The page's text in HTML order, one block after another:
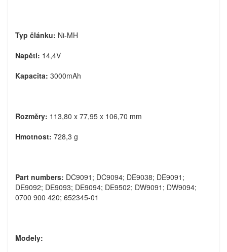
Typ článku: Ni-MH
Napětí: 14,4V
Kapacita: 3000mAh
Rozměry: 113,80 x 77,95 x 106,70 mm
Hmotnost: 728,3 g
Part numbers: DC9091; DC9094; DE9038; DE9091;
DE9092; DE9093; DE9094; DE9502; DW9091; DW9094;
0700 900 420; 652345-01
Modely: